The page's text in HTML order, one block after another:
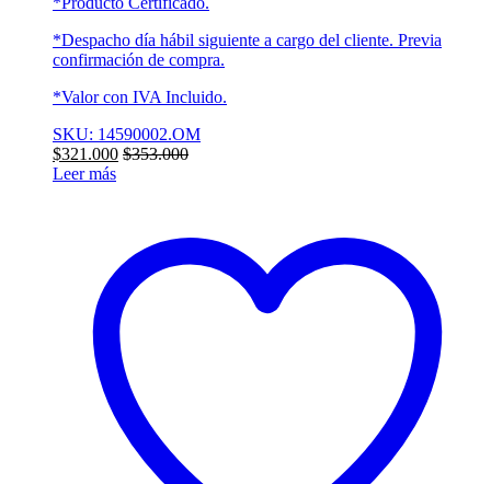
*Despacho día hábil siguiente a cargo del cliente. Previa
confirmación de compra.
*Valor con IVA Incluido.
SKU: 14590002.OM
$321.000 $353.000
Leer más